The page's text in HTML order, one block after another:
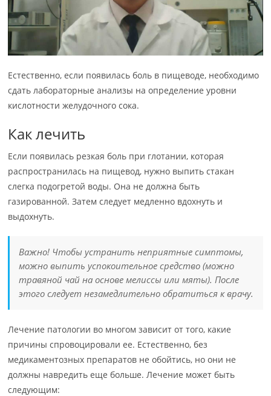
Естественно, если появилась боль в пищеводе, необходимо
сдать лабораторные анализы на определение уровни
кислотности желудочного сока.
Как лечить
Если появилась резкая боль при глотании, которая
распространилась на пищевод, нужно выпить стакан
слегка подогретой воды. Она не должна быть
газированной. Затем следует медленно вдохнуть и
выдохнуть.
Важно! Чтобы устранить неприятные симптомы,
можно выпить успокоительное средство (можно
травяной чай на основе мелиссы или мяты). После
этого следует незамедлительно обратиться к врачу.
Лечение патологии во многом зависит от того, какие
причины спровоцировали ее. Естественно, без
медикаментозных препаратов не обойтись, но они не
должны навредить еще больше. Лечение может быть
следующим: